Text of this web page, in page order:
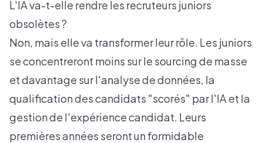
L'IA va-t-elle rendre les recruteurs juniors
obsolètes ?
Non, mais elle va transformer leur rôle. Les juniors
se concentreront moins sur le sourcing de masse
et davantage sur l'analyse de données, la
qualification des candidats "scorés" par l'IA et la
gestion de l'expérience candidat. Leurs
premières années seront un formidable